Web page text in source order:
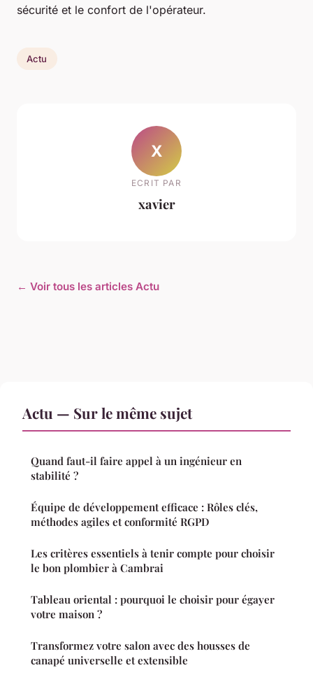
sécurité et le confort de l'opérateur.
Actu
X
ECRIT PAR
xavier
← Voir tous les articles Actu
Actu — Sur le même sujet
Quand faut-il faire appel à un ingénieur en
stabilité ?
Équipe de développement efficace : Rôles clés,
méthodes agiles et conformité RGPD
Les critères essentiels à tenir compte pour choisir
le bon plombier à Cambrai
Tableau oriental : pourquoi le choisir pour égayer
votre maison ?
Transformez votre salon avec des housses de
canapé universelle et extensible